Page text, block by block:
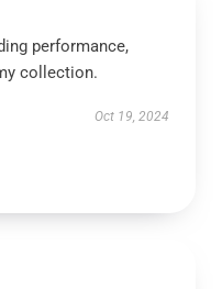
performance,
collection.
Oct 19, 2024